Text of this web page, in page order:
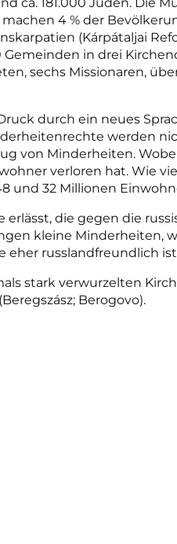
4 % der
(Kárpátaljai
Gemeinden in drei
sechs Missionaren,
durch ein neues
werden
von Minderheiten.
verloren hat. Wie
und 32 Millionen
erlässt, die gegen die
kleine Minderheiten,
eher russlandfreundlich
stark verwurzelten
Berogovo).